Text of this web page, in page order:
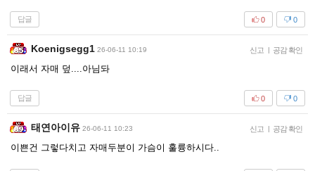
답글 0
0
Koenigsegg1 26-06-11 10:19 신고 | 공감 확인
이래서 자매 덮....아님돠
답글 0
0
태연아이유 26-06-11 10:23 신고 | 공감 확인
이쁜건 그렇다치고 자매두분이 가슴이 훌륭하시다..